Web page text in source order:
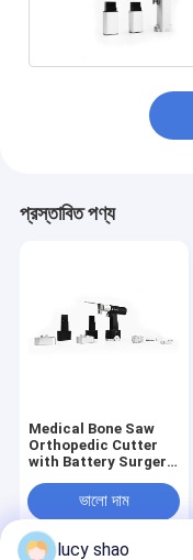
প্রস্তাবিত পণ্য
Medical Bone Saw
Orthopedic Cutter
with Battery Surgery
Saw
ভালো দাম
lucy shao